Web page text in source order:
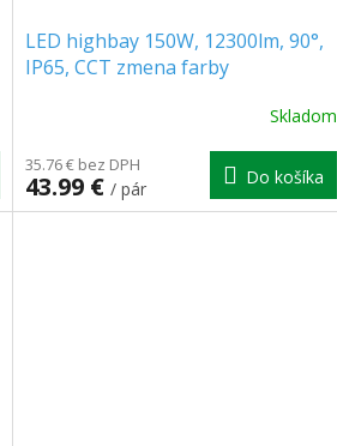
LED highbay 150W, 12300lm, 90°,
IP65, CCT zmena farby
Skladom
35.76 € bez DPH
43.99 € / pár
Do košíka